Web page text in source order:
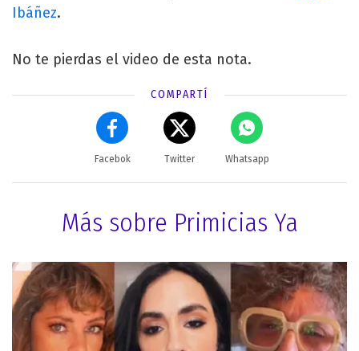
Ibáñez.
No te pierdas el video de esta nota.
COMPARTÍ
Facebok Twitter Whatsapp
Más sobre Primicias Ya